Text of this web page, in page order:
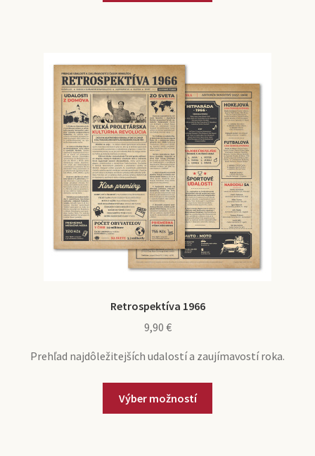
Retrospektíva 1966
9,90 €
Prehľad najdôležitejších udalostí a zaujímavostí roka.
Výber možností